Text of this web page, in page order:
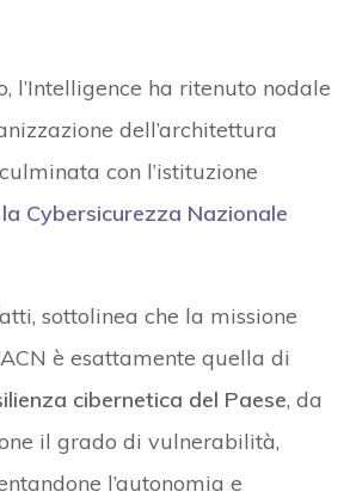
l’Intelligence ha ritenuto nodale
dell’architettura
con l’istituzione
Cybersicurezza Nazionale
sottolinea che la missione
è esattamente quella di
cibernetica del Paese, da
il grado di vulnerabilità,
l’autonomia e